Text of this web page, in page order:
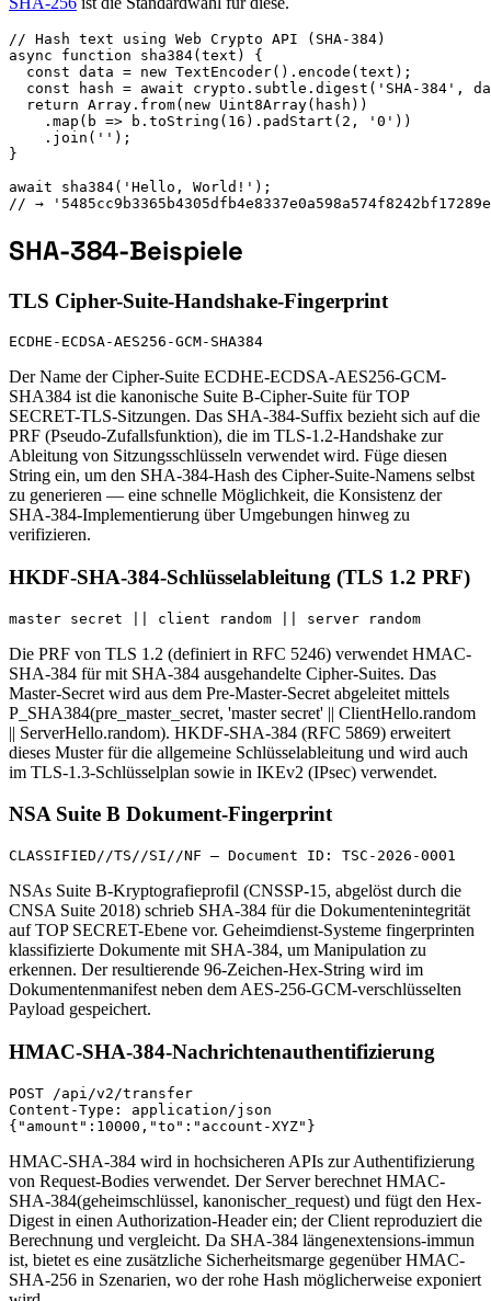
// Hash text using Web Crypto API (SHA-384)
async function sha384(text) {
  const data = new TextEncoder().encode(text);
const hash = await crypto.subtle.digest('SHA-384',
  return Array.from(new Uint8Array(hash))
    .map(b => b.toString(16).padStart(2, '0'))
    .join('');
}
await sha384('Hello, World!');
// →
SHA-384-Beispiele
TLS Cipher-Suite-Handshake-Fingerprint
ECDHE-ECDSA-AES256-GCM-SHA384
Der Name der Cipher-Suite ECDHE-ECDSA-AES256-GCM-
SHA384 ist die kanonische Suite B-Cipher-Suite für TOP
SECRET-TLS-Sitzungen. Das SHA-384-Suffix bezieht sich auf die
PRF (Pseudo-Zufallsfunktion), die im TLS-1.2-Handshake zur
Ableitung von Sitzungsschlüsseln verwendet wird. Füge diesen
String ein, um den SHA-384-Hash des Cipher-Suite-Namens selbst
zu generieren — eine schnelle Möglichkeit, die Konsistenz der
SHA-384-Implementierung über Umgebungen hinweg zu
verifizieren.
HKDF-SHA-384-Schlüsselableitung (TLS 1.2 PRF)
master secret || client random || server random
Die PRF von TLS 1.2 (definiert in RFC 5246) verwendet HMAC-
SHA-384 für mit SHA-384 ausgehandelte Cipher-Suites. Das
Master-Secret wird aus dem Pre-Master-Secret abgeleitet mittels
P_SHA384(pre_master_secret, 'master secret' || ClientHello.random
|| ServerHello.random). HKDF-SHA-384 (RFC 5869) erweitert
dieses Muster für die allgemeine Schlüsselableitung und wird auch
im TLS-1.3-Schlüsselplan sowie in IKEv2 (IPsec) verwendet.
NSA Suite B Dokument-Fingerprint
CLASSIFIED//TS//SI//NF — Document ID: TSC-2026-0001
NSAs Suite B-Kryptografieprofil (CNSSP-15, abgelöst durch die
CNSA Suite 2018) schrieb SHA-384 für die Dokumentenintegrität
auf TOP SECRET-Ebene vor. Geheimdienst-Systeme fingerprinten
klassifizierte Dokumente mit SHA-384, um Manipulation zu
erkennen. Der resultierende 96-Zeichen-Hex-String wird im
Dokumentenmanifest neben dem AES-256-GCM-verschlüsselten
Payload gespeichert.
HMAC-SHA-384-Nachrichtenauthentifizierung
POST /api/v2/transfer
Content-Type: application/json
{"amount":10000,"to":"account-XYZ"}
HMAC-SHA-384 wird in hochsicheren APIs zur Authentifizierung
von Request-Bodies verwendet. Der Server berechnet HMAC-
SHA-384(geheimschlüssel, kanonischer_request) und fügt den Hex-
Digest in einen Authorization-Header ein; der Client reproduziert die
Berechnung und vergleicht. Da SHA-384 längenextensions-immun
ist, bietet es eine zusätzliche Sicherheitsmarge gegenüber HMAC-
SHA-256 in Szenarien, wo der rohe Hash möglicherweise exponiert